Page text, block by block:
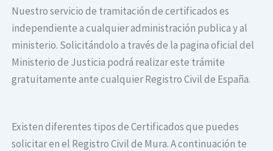
Nuestro servicio de tramitación de certificados es
independiente a cualquier administración publica y al
ministerio. Solicitándolo a través de la pagina oficial del
Ministerio de Justicia podrá realizar este trámite
gratuitamente ante cualquier Registro Civil de España.
Existen diferentes tipos de Certificados que puedes
solicitar en el Registro Civil de Mura. A continuación te